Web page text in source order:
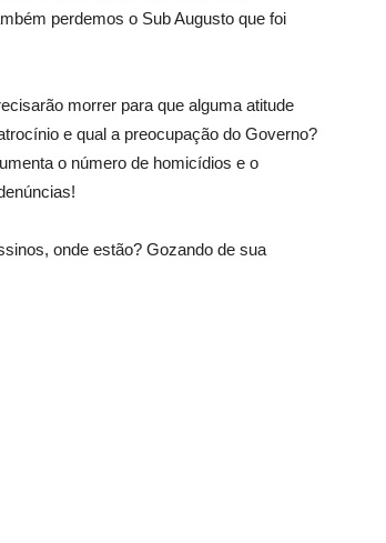
perdemos o Sub Augusto que foi
morrer para que alguma atitude
e qual a preocupação do Governo?
o número de homicídios e o
onde estão? Gozando de sua